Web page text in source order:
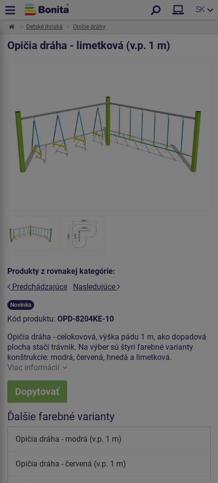
SK
Detské ihriská Opičie dráhy
Opičia dráha - limetková (v.p. 1 m)
Produkty z rovnakej kategórie:
Predchádzajúce
Nasledujúce
Novinka
Kód produktu: OPD-8204KE-10
Opičia dráha - celokovová, výška pádu 1 m, ako dopadová
plocha stačí trávnik. Na výber sú štyri farebné varianty
konštrukcie: modrá, červená, hnedá a limetková.
Viac informácií
Dopytovať
Ďalšie farebné varianty
Opičia dráha - modrá (v.p. 1 m)
Opičia dráha - červená (v.p. 1 m)